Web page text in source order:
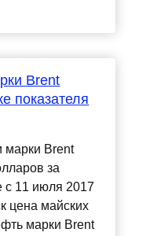
Brent
показателя
марки Brent
за
с 11 июля 2017
цена майских
марки Brent